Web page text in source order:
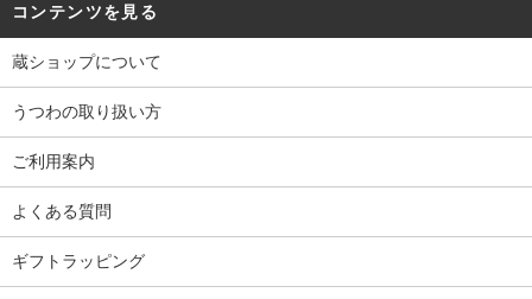
コンテンツを見る
蔵ショップについて
うつわの取り扱い方
ご利用案内
よくある質問
ギフトラッピング